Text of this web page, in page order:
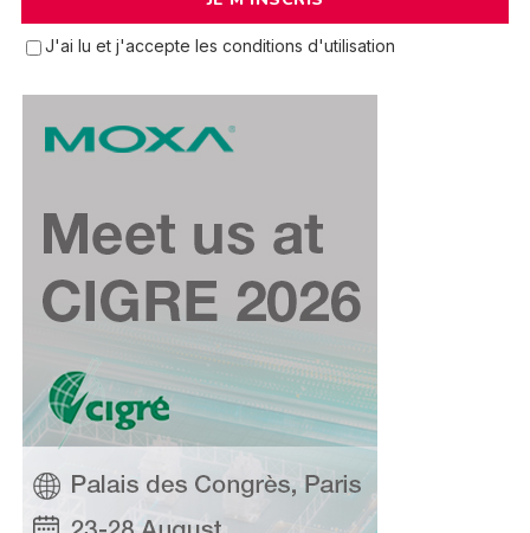
J'ai lu et j'accepte les conditions d'utilisation